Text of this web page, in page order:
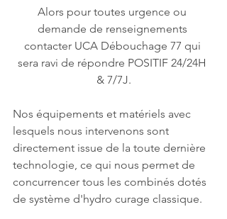
Alors pour toutes urgence ou
demande de renseignements
contacter UCA Débouchage 77 qui
sera ravi de répondre POSITIF 24/24H
& 7/7J.
Nos équipements et matériels avec
lesquels nous intervenons sont
directement issue de la toute dernière
technologie, ce qui nous permet de
concurrencer tous les combinés dotés
de système d'hydro curage classique.